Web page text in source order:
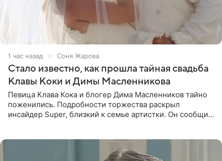
1 час назад Соня Жарова
Стало известно, как прошла тайная свадьба
Клавы Коки и Димы Масленникова
Певица Клава Кока и блогер Дима Масленников тайно
поженились. Подробности торжества раскрыл
инсайдер Super, близкий к семье артистки. Он сообщил,